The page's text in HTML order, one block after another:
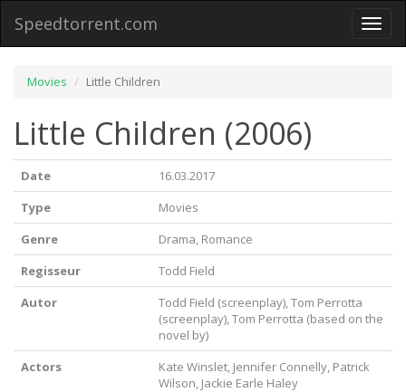
Toggle
Speedtorrent.com
Movies Little Children
Little Children (2006)
Date
16.03.2017
Type
Movies
Genre
Drama, Romance
Regisseur
Todd Field
Autor
Todd Field (screenplay), Tom Perrotta
(screenplay), Tom Perrotta (based on the
novel by)
Actors
Kate Winslet, Jennifer Connelly, Patrick
Wilson, Jackie Earle Haley